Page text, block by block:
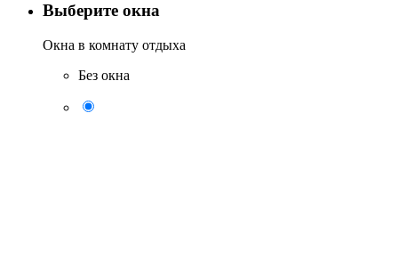
Выберите окна
Окна в комнату отдыха
Без окна